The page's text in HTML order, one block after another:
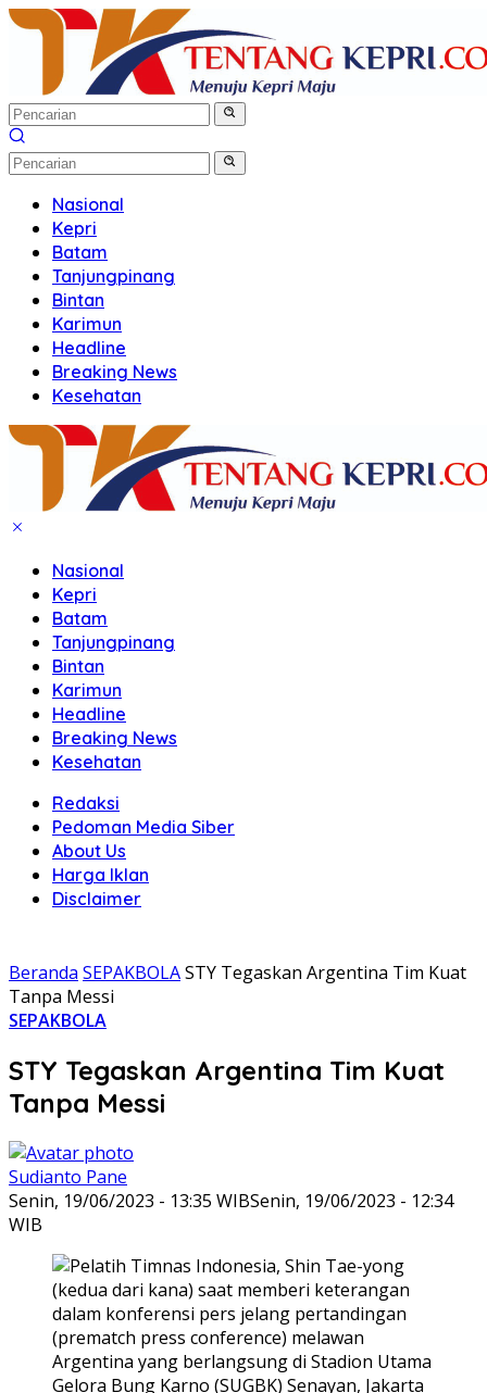
Langsung
konten
Nasional
Kepri
Batam
Tanjungpinang
Bintan
Karimun
Headline
Breaking News
Kesehatan
Nasional
Kepri
Batam
Tanjungpinang
Bintan
Karimun
Headline
Breaking News
Kesehatan
Redaksi
Pedoman Media Siber
About Us
Harga Iklan
Disclaimer
Beranda SEPAKBOLASTY Tegaskan Argentina Tim Kuat
Tanpa Messi
SEPAKBOLA
STY Tegaskan Argentina Tim Kuat
Tanpa Messi
Sudianto Pane
Senin, 19/06/2023 - 13:35 WIBSenin, 19/06/2023 - 12:34
WIB